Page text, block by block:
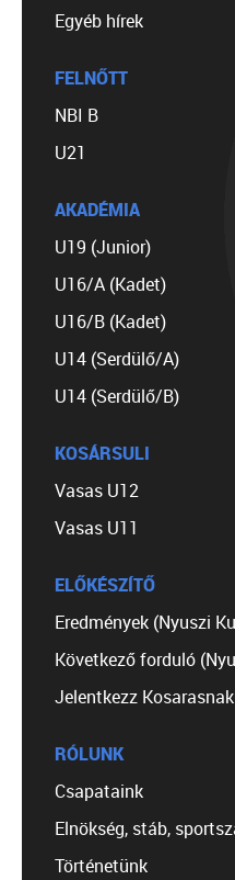
Egyéb hírek
FELNŐTT
NBI B
U21
AKADÉMIA
U19 (Junior)
U16/A (Kadet)
U16/B (Kadet)
U14 (Serdülő/A)
U14 (Serdülő/B)
KOSÁRSULI
Vasas U12
Vasas U11
ELŐKÉSZÍTŐ
Eredmények (Nyuszi
Következő forduló
Jelentkezz
RÓLUNK
Csapataink
Elnökség, stáb,
Történetünk